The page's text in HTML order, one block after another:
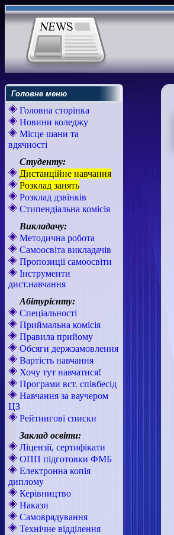
Головне меню
Головна сторінка
Новини коледжу
Місце шани та
вдячності
Студенту:
Дистанційне навчання
Розклад занять
Розклад дзвінків
Стипендіальна комісія
Викладачу:
Методична робота
Самоосвіта викладачів
Пропозиції самоосвіти
Інструменти
дист.навчання
Абітурієнту:
Спеціальності
Приймальна комісія
Правила прийому
Обсяги держзамовлення
Вартість навчання
Хочу тут навчатися!
Програми вст. співбесід
Навчання за ваучером
ЦЗ
Рейтингові списки
Заклад освіти:
Ліцензії, сертифікати
ОПП підготовки ФМБ
Електронна копія
диплому
Керівництво
Накази
Самоврядування
Технічне відділення